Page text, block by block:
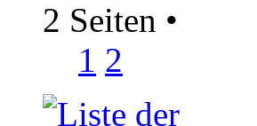
2 Seiten •
1 2